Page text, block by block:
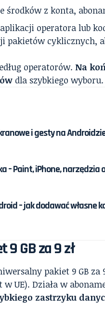
środków z konta,
operatora lub
pakietów cyklicznych,
operatorów.Na
dla szybkiego wyboru.
i gesty na
– Paint, iPhone, narzędzia
– jak dodawać własne
9 GB za 9 zł
pakiet 9 GB za
w UE). Działa w
zastrzyku